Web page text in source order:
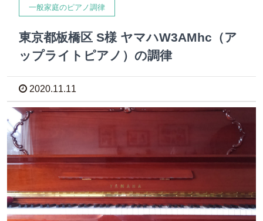
一般家庭のピアノ調律
東京都板橋区 S様 ヤマハW3AMhc（ア
ップライトピアノ）の調律
2020.11.11